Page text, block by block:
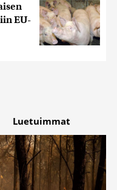
EU-
Luetuimmat